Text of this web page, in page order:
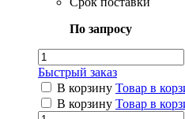
По запросу
Быстрый заказ
В корзину Товар в
В корзину Товар в